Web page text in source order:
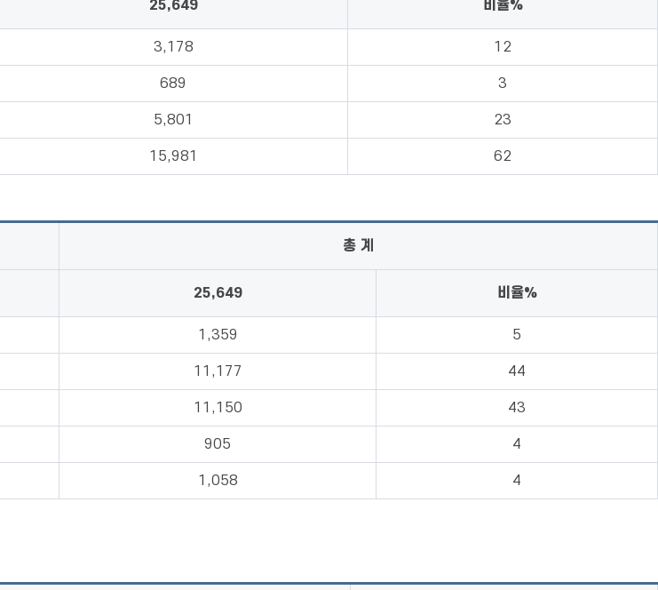
25,649 비율%
3,178 12
689 3
5,801 23
15,981 62
총 계
25,649 비율%
1,359 5
11,177 44
11,150 43
905 4
1,058 4